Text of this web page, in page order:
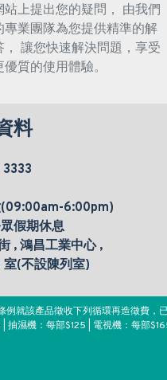
站上提出您的疑問， 由我們
專業團隊為您提供精準的解
， 讓您快速解決問題，享受
優質的使用體驗。
料
6:00pm)
假期休息
, 鴻昌工業中心 ,
室(不設陳列室)
就該產品徵收下列循環再造徵費，
濕機：每部$125 | 電視機：每部